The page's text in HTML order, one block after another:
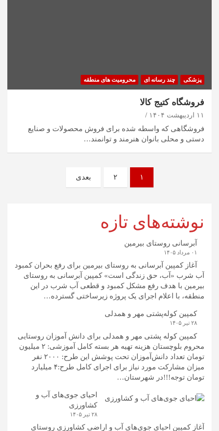
پزشکی چند رسانه ای محرومیت های منطقه
فروشگاه کتیج کالا
۱۱ اردیبهشت ۱۴۰۴
فروشگاهی که واسطه شده برای فروش محصولات و صنایع
دستی و محلی بانوان هنرمند و توانمند…
۱ ۲ بعدی
نوشته‌های تازه
آبرسانی روستای بیرمین
۰۱ مرداد ۱۴۰۵
آغاز کمپین آبرسانی به روستای بیرمین برای رفع بحران کمبود
آب شرب «آب، حق زندگی است» کمپین آبرسانی به روستای
بیرمین با هدف رفع مشکل کمبود و قطعی آب شرب در این
منطقه، با اعلام اجرای یک پروژه زیرساختی گسترده…
کمپین کوله‌پشتی مهر و همدلی
۲۸ تیر ۱۴۰۵
کمپین کوله‌ پشتی مهر و همدلی برای دانش آموزان روستایی
محروم بلوچستان هزینه تهیه هر بسته کامل آموزشی: ۲ میلیون
تومان تعداد دانش‌آموزان تحت پوشش این طرح: ۲۰۰۰ نفر
میزان مشارکت مورد نیاز برای اجرای کامل طرح:۴ میلیارد
تومان توجه!!!در شهرستان…
احیای جوی‌های آب و
کشاورزی
۲۸ تیر ۱۴۰۵
آغاز کمپین احیای جوی‌های آب و اراضی کشاورزی روستای